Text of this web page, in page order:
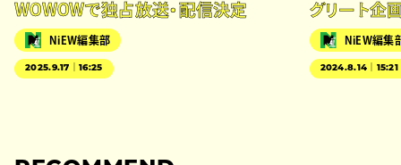
WOWOWで独占放送・配信決定
NiEW編集部
2025.9.17｜16:25
グリート企
NiEW編集
2024.8.14｜15:21